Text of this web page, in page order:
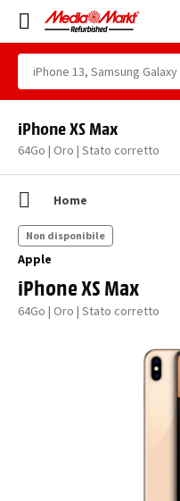
iPhone XS Max
64Go | Oro | Stato corretto
Home
Apple
iPhone XS Max
64Go | Oro | Stato corretto
Non disponibile